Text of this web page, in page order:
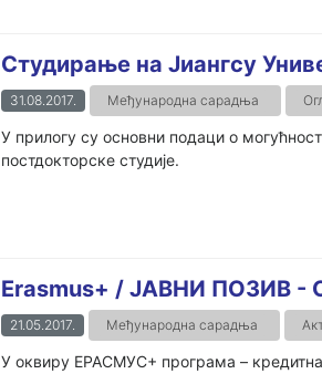
Студирање на Јиангсу
31.08.2017. Међународна сарадња
У прилогу су основни подаци о
постдокторске студије.
Erasmus+ / ЈАВНИ ПОЗИВ -
21.05.2017. Међународна сарадња
У оквиру ЕРАСМУС+ програма – кредитна